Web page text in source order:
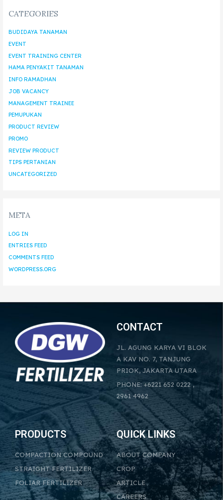
CATEGORIES
BUDIDAYA TANAMAN
EVENT
EVENT TRAINING CENTER
HAMA PENYAKIT TANAMAN
INFO RAMADHAN
JOB VACANCY
MANAGEMENT TRAINEE
PEMUPUKAN
PRODUCT REVIEW
PROMO
REVIEW PRODUCT
TIPS PERTANIAN
UNCATEGORIZED
META
LOG IN
ENTRIES FEED
COMMENTS FEED
WORDPRESS.ORG
CONTACT
JL. AGUNG KARYA VI BLOK
A KAV NO. 7, TANJUNG
PRIOK, JAKARTA UTARA
PHONE: +6221 652 0222 ,
2961 4962
PRODUCTS
COMPACTION COMPOUND
STRAIGHT FERTILIZER
FOLIAR FERTILIZER
QUICK LINKS
ABOUT COMPANY
CROP
ARTICLE
CAREERS